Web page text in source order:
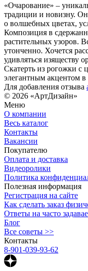
«Очарование» –
традиции и новизну.
о волшебных цветах,
Композиция в
растительных узоров.
утонченно. Хочется
удивляться изяществу
Скатерть из рогожки с
элегантным акцентом в
Для добавления отзыва
© 2026 «АртДизайн»
Меню
О компании
Весь каталог
Контакты
Вакансии
Покупателю
Оплата и доставка
Видеоролики
Политика
Полезная информация
Регистрация на сайте
Как сделать заказ
Ответы на часто
Блог
Все советы >>
Контакты
8-901-039-93-62